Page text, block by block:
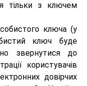
тільки з ключем
ключа (у
ключ буде
звернутися до
користувачів
довірчих